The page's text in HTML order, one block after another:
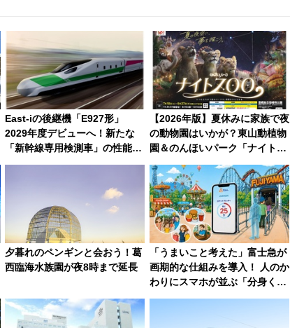
East-iの後継機「E927形」
2029年度デビューへ！新たな
「新幹線専用検測車」の性能を
徹底解説【JR東日本】
【2026年版】夏休みに家族で夜
の動物園はいかが？東山動植物
園＆のんほいパーク「ナイト
ZOO」開催情報
夕暮れのペンギンと会おう！葛
西臨海水族園が夜8時まで延長
「うまいこと考えた」富士急が
画期的な仕組みを導入！ 人のか
わりにスマホが並ぶ「分身く
ん」始動